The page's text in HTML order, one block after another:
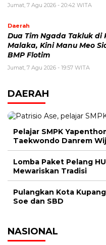
Jumat, 7 Agu 2026 - 20:42 WITA
Daerah
Dua Tim Ngada Takluk di
Malaka, Kini Manu Meo
BMP Flotim
Jumat, 7 Agu 2026 - 19:57 WITA
DAERAH
Pelajar SMPK
Taekwondo Danrem
Lomba Paket Pelang
Mewariskan Tradisi
Pulangkan Kota
Soe dan SBD
NASIONAL